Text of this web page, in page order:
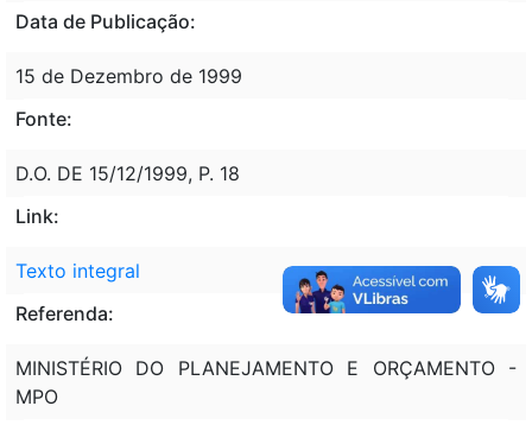
Data de Publicação:
15 de Dezembro de 1999
Fonte:
D.O. DE 15/12/1999, P. 18
Link:
Texto integral
Referenda:
MINISTÉRIO DO PLANEJAMENTO E ORÇAMENTO -
MPO